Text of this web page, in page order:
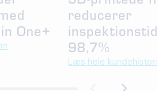
One+
reducerer
98,7%
Læs hele